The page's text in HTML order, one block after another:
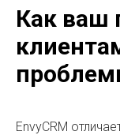
Как ваш
EnvyCRM